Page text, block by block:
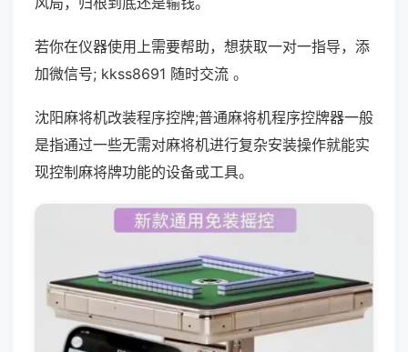
若你在仪器使用上需要帮助，想获取一对一指导，添
加微信号; kkss8691 随时交流 。
沈阳麻将机改装程序控牌;普通麻将机程序控牌器一般
是指通过一些无需对麻将机进行复杂安装操作就能实
现控制麻将牌功能的设备或工具。